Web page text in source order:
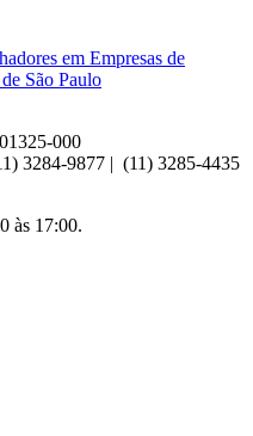
000
3284-9877 | (11) 3285-4435
às 17:00.